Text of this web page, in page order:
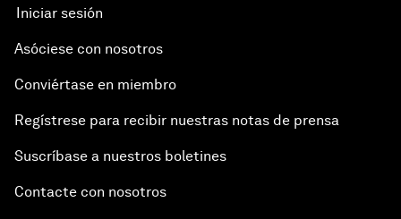
Iniciar sesión
Asóciese con nosotros
Conviértase en miembro
Regístrese para recibir nuestras notas de prensa
Suscríbase a nuestros boletines
Contacte con nosotros